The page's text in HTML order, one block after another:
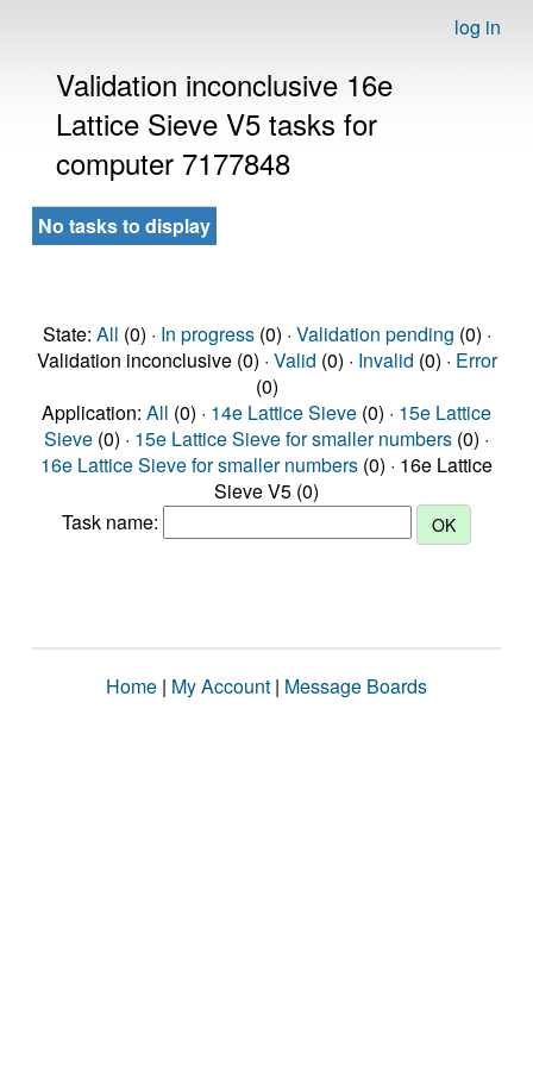
log in
Validation inconclusive 16e
Lattice Sieve V5 tasks for
computer 7177848
No tasks to display
State: All (0) · In progress(0) · Validation pending (0) ·
Validation inconclusive (0) · Valid (0) · Invalid (0) · Error
(0)
Application: All (0) · 14e Lattice Sieve (0) · 15e Lattice
Sieve (0) · 15e Lattice Sieve for smaller numbers (0) ·
16e Lattice Sieve for smaller numbers (0) · 16e Lattice
Sieve V5 (0)
Task name:
Home | My Account | Message Boards